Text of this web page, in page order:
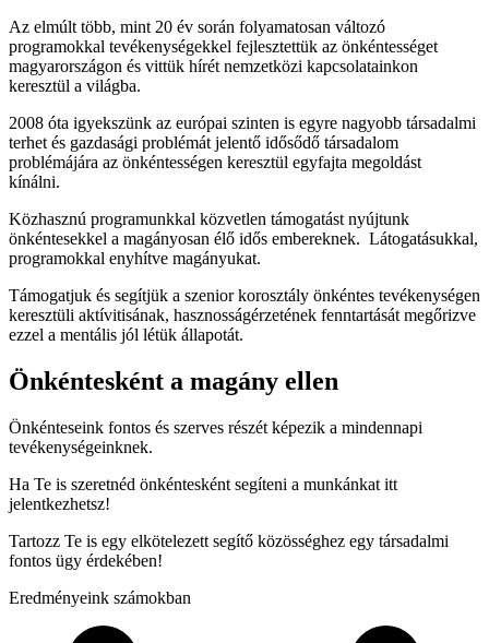
Az elmúlt több, mint 20 év során folyamatosan változó
programokkal tevékenységekkel fejlesztettük az önkéntességet
magyarországon és vittük hírét nemzetközi kapcsolatainkon
keresztül a világba.
2008 óta igyekszünk az európai szinten is egyre nagyobb társadalmi
terhet és gazdasági problémát jelentő idősődő társadalom
problémájára az önkéntességen keresztül egyfajta megoldást
kínálni.
Közhasznú programunkkal közvetlen támogatást nyújtunk
önkéntesekkel a magányosan élő idős embereknek. Látogatásukkal,
programokkal enyhítve magányukat.
Támogatjuk és segítjük a szenior korosztály önkéntes tevékenységen
keresztüli aktívitisának, hasznosságérzetének fenntartását megőrizve
ezzel a mentális jól létük állapotát.
Önkéntesként a magány ellen
Önkénteseink fontos és szerves részét képezik a mindennapi
tevékenységeinknek.
Ha Te is szeretnéd önkéntesként segíteni a munkánkat itt
jelentkezhetsz!
Tartozz Te is egy elkötelezett segítő közösséghez egy társadalmi
fontos ügy érdekében!
Eredményeink számokban